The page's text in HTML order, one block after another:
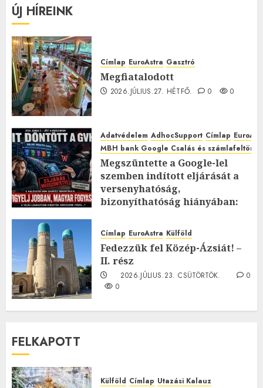
ÚJ HÍREINK
Címlap EuroAstra Gasztró
Megfiatalodott
2026.JÚLIUS.27. HÉTFŐ. 0 0
Adatvédelem AdhocSupport Címlap
MBH bank Google Csalás és
Megszüntette a Google-lel
szemben indított eljárását a
versenyhatóság,
bizonyíthatóság hiányában:
2026.JÚLIUS.23. CSÜTÖRTÖK.
0
Címlap EuroAstra Külföld
Fedezzük fel Közép-Ázsiát! –
II. rész
2026.JÚLIUS.23. CSÜTÖRTÖK.
0
0
FELKAPOTT
Külföld Címlap Utazási Kalauz